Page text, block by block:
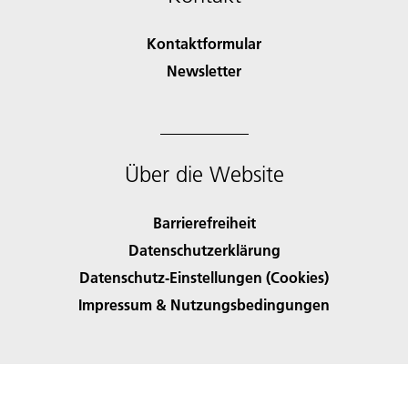
Kontaktformular
Newsletter
Über die Website
Barrierefreiheit
Datenschutzerklärung
Datenschutz-Einstellungen (Cookies)
Impressum & Nutzungsbedingungen